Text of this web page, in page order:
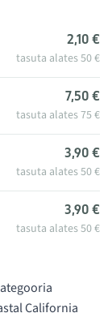
2,10 €
tasuta alates 50 €
7,50 €
tasuta alates 75 €
3,90 €
tasuta alates 50 €
3,90 €
tasuta alates 50 €
California